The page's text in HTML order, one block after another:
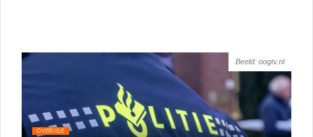
Beeld: oogtv.nl
OVERIGE